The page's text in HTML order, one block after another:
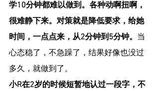
学10分钟都难以做到。各种动啊扭啊，
很难静下来。对策就是降低要求，给她
时间，一点点来，从2分钟到5分钟。 当
心态稳了，不急躁了，结果好像也没过
多久，就做到了。
小R在2岁的时候短暂地认过一段字，不